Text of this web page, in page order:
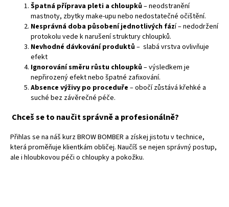
Špatná příprava pleti a chloupků– neodstranění
mastnoty, zbytky make-upu nebo nedostatečné očištění.
Nesprávná doba působení jednotlivých fází – nedodržení
protokolu vede k narušení struktury chloupků.
Nevhodné dávkování produktů– slabá vrstva ovlivňuje
efekt
Ignorování směru růstu chloupků– výsledkem je
nepřirozený efekt nebo špatné zafixování.
Absence výživy po proceduře – obočí zůstává křehké a
suché bez závěrečné péče.
Chceš se to naučit správně a profesionálně?
Přihlas se na náš kurz BROW BOMBER a získej jistotu v technice,
která proměňuje klientkám obličej. Naučíš se nejen správný postup,
ale i hloubkovou péči o chloupky a pokožku.